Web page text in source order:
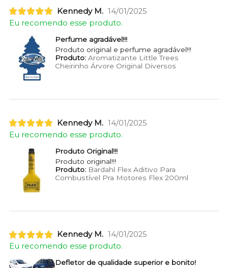
Kennedy M. 14/01/2025
Eu recomendo esse produto.
Perfume agradável!!!
Produto original e perfume agradável!!!
Produto:Aromatizante Little Trees
Cheirinho Árvore Original Diversos
Kennedy M. 14/01/2025
Eu recomendo esse produto.
Produto Original!!!
Produto original!!!
Produto:Bardahl Flex Aditivo Para
Combustível Pra Motores Flex 200ml
Kennedy M. 14/01/2025
Eu recomendo esse produto.
Defletor de qualidade superior e bonito!